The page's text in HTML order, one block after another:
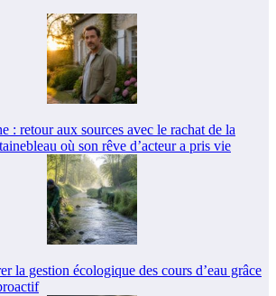
: retour aux sources avec le rachat de la
où son rêve d’acteur a pris vie
la gestion écologique des cours d’eau grâce